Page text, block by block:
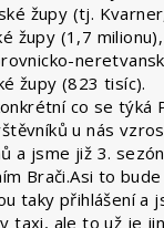
župy (tj.
župy (1,7
župy (823 tisíc).
co se týká
u nás
a jsme již 3.
Brači.Asi to
taky přihlášení a
taxi, ale to už je